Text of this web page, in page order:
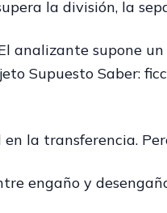
la división, la
analizante supone
Supuesto Saber:
la transferencia.
engaño y